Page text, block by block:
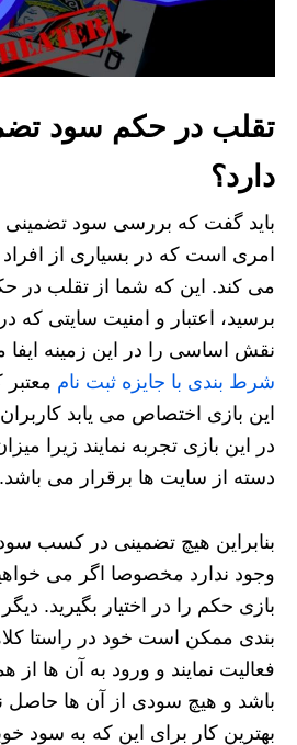
تقلب در حکم سود
دارد؟
باید گفت که بررسی سود تضمینی
امری است که در بسیاری از افراد
می کند. این که شما از تقلب در
برسید، اعتبار و امنیت سایتی که
نقش اساسی را در این زمینه ایفا
شرط بندی با جایزه ثبت نام معتبر
این بازی اختصاص می یابد کاربران
در این بازی تجربه نمایند زیرا
دسته از سایت ها برقرار می باشد.
بنابراین هیچ تضمینی در کسب
وجود ندارد مخصوصا اگر می
بازی حکم را در اختیار بگیرید.
بندی ممکن است خود در راستا
فعالیت نمایند و ورود به آن ها از
باشد و هیچ سودی از آن ها حاصل
بهترین کار برای این که به سود